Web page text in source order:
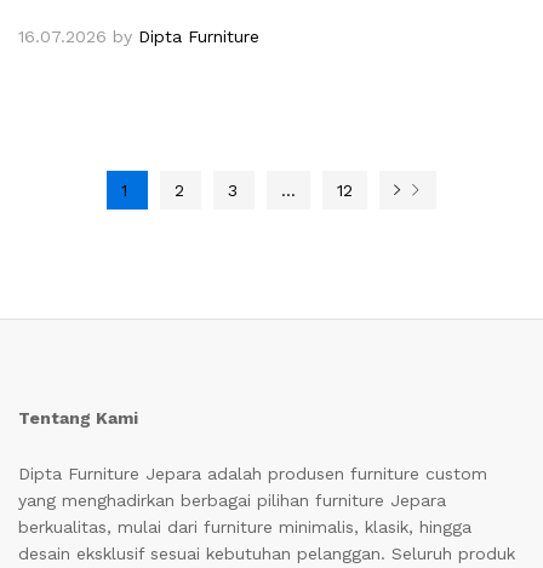
16.07.2026 by Dipta Furniture
1 2 3 … 12
Tentang Kami
Dipta Furniture Jepara adalah produsen furniture custom
yang menghadirkan berbagai pilihan furniture Jepara
berkualitas, mulai dari furniture minimalis, klasik, hingga
desain eksklusif sesuai kebutuhan pelanggan. Seluruh produk